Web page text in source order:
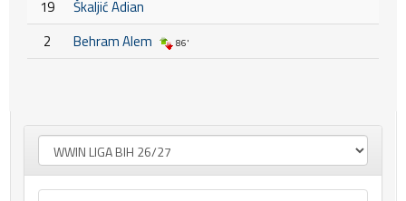
19
Škaljić Adian
2
Behram Alem 86'